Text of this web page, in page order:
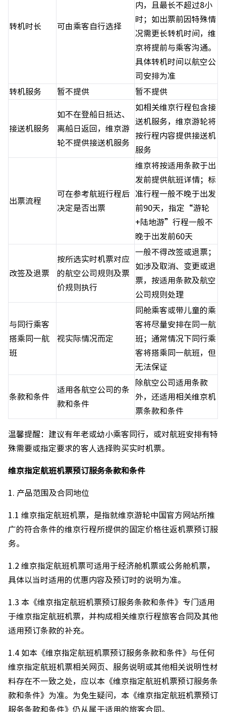
转机时长 可由乘客自行选择
内，且最长不超过8小
时；如出票前因特殊情
况需更长转机时间，维
京将提前与乘客沟通。
具体转机时间以航空公
司安排为准
转机服务
暂不提供 暂不提供
接送机服务
如不在登船日抵达、
离船日返回，维京游
轮不提供接送机服务
如相关维京行程包含接
送机服务，维京游轮将
按行程内容提供接送机
服务
出票流程
可在参考航班行程后
决定是否出票
维京将按适用条款于出
发前提供航班详情；标
准行程一般不晚于出发
前90天，指定“游轮
+陆地游”行程一般不
晚于出发前60天
改签及退票
按所选实时机票对应
的航空公司规则及票
价规则执行
一般不得改签或退票；
如涉及取消、变更或退
票，按适用条款及航空
公司规则处理
与同行乘客
搭乘同一航
班
视实际情况而定
同舱乘客或带儿童的乘
客将尽量安排在同一航
班；通常情况下同行乘
客将搭乘同一航班，但
无法保证
条款和条件
适用各航空公司的条
款和条件
除航空公司适用条款
外，还适用相关维京机
票条款和条件
温馨提醒：建议有年老或幼小乘客同行，或对航班安排有特
殊需要或指定要求的客人选择购买实时机票。
维京指定航班机票预订服务条款和条件
1. 产品范围及合同地位
1.1 维京指定航班机票，是指就维京游轮中国官方网站所推
广的符合条件的维京行程所提供的固定价格往返机票预订服
务。
1.2 维京指定航班机票可适用于经济舱机票或公务舱机票，
具体以当时适用的优惠内容及预订时的说明为准。
1.3 本《维京指定航班机票预订服务条款和条件》专门适用
于维京指定航班机票，并构成相关维京行程旅客合同及其他
适用预订条款的补充。
1.4 如本《维京指定航班机票预订服务条款和条件》与任何
维京指定航班机票相关网页、服务说明或其他相关说明性材
料存在不一致之处，应以本《维京指定航班机票预订服务条
款和条件》为准。为免生疑问，本《维京指定航班机票预订
服务条款和条件》仍从属于适用的旅客合同。